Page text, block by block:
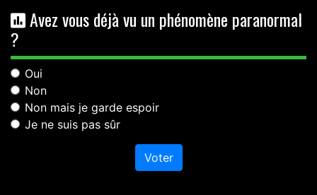
Avez vous déjà vu un phénomène paranormal
?
Oui
Non
Non mais je garde espoir
Je ne suis pas sûr
Voter